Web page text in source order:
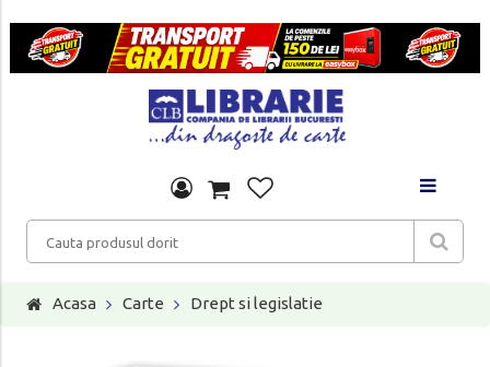
Acasa Carte Drept si legislatie